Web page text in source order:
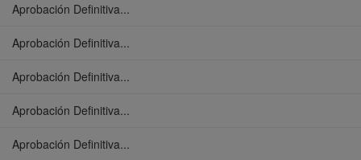
Aprobación Definitiva...
Aprobación Definitiva...
Aprobación Definitiva...
Aprobación Definitiva...
Aprobación Definitiva...